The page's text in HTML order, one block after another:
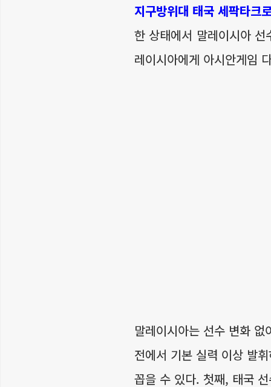
지구방위대 태국 세팍타
한 상태에서 말레이시아
레이시아에게 아시안게임
말레이시아는 선수 변화 없
전에서 기본 실력 이상 발
꼽을 수 있다. 첫째, 태국